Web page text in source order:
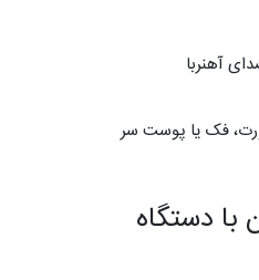
آهنربا
فک یا پوست سر
با دستگاه